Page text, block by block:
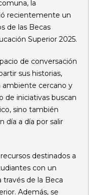
la
recientemente un
de las Becas
Superior 2025.
de conversación
sus historias,
ambiente cercano y
iniciativas buscan
sino también
día a día por salir
destinados a
con un
través de la Beca
Además, se